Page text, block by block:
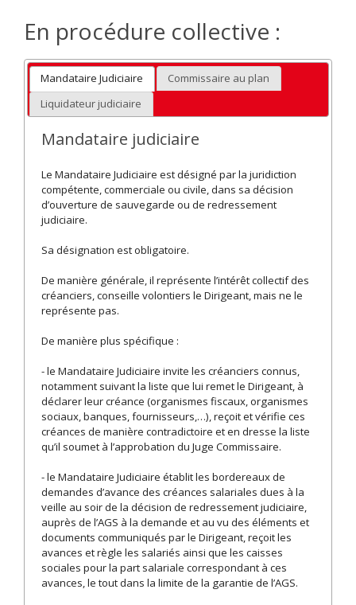
En procédure collective :
Mandataire Judiciaire
Commissaire au plan
Liquidateur judiciaire
Mandataire judiciaire
Le Mandataire Judiciaire est désigné par la juridiction
compétente, commerciale ou civile, dans sa décision
d’ouverture de sauvegarde ou de redressement
judiciaire.
Sa désignation est obligatoire.
De manière générale, il représente l’intérêt collectif des
créanciers, conseille volontiers le Dirigeant, mais ne le
représente pas.
De manière plus spécifique :
- le Mandataire Judiciaire invite les créanciers connus,
notamment suivant la liste que lui remet le Dirigeant, à
déclarer leur créance (organismes fiscaux, organismes
sociaux, banques, fournisseurs,…), reçoit et vérifie ces
créances de manière contradictoire et en dresse la liste
qu’il soumet à l’approbation du Juge Commissaire.
- le Mandataire Judiciaire établit les bordereaux de
demandes d’avance des créances salariales dues à la
veille au soir de la décision de redressement judiciaire,
auprès de l’AGS à la demande et au vu des éléments et
documents communiqués par le Dirigeant, reçoit les
avances et règle les salariés ainsi que les caisses
sociales pour la part salariale correspondant à ces
avances, le tout dans la limite de la garantie de l’AGS.